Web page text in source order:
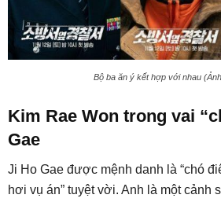
Bộ ba ăn ý kết hợp với nhau
Kim Rae Won trong vai
Gae
Ji Ho Gae được mệnh danh là “chó
hơi vụ án” tuyệt vời. Anh là một cảnh